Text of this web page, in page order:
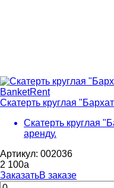
Скатерть круглая
Скатерть круглая
аренду.
Артикул: 002036
2 100a
ЗаказатьВ заказе